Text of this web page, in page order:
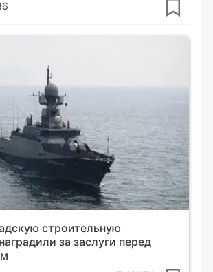
строительную
за заслуги перед